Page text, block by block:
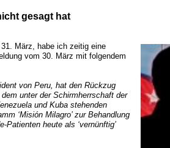
gesagt hat
März, habe ich zeitig eine
vom 30. März mit folgendem
von Peru, hat den Rückzug
unter der Schirmherrschaft der
und Kuba stehenden
‘Misión Milagro’ zur Behandlung
Patienten heute als ‘vernünftig’